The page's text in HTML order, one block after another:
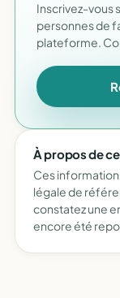
Inscrivez-vous
personnes de
plateforme.
À propos de
Ces
légale de
constatez une
encore été